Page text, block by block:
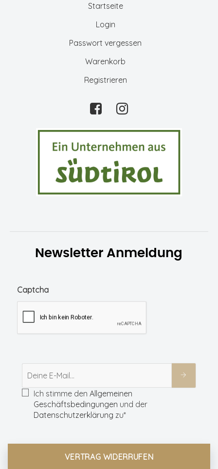
Startseite
Login
Passwort vergessen
Warenkorb
Registrieren
Newsletter Anmeldung
Captcha
Ich stimme den Allgemeinen
Geschäftsbedingungen und der
Datenschutzerklärung zu*
VERTRAG WIDERRUFEN